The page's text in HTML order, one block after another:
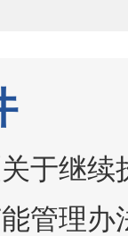
于继
管理办